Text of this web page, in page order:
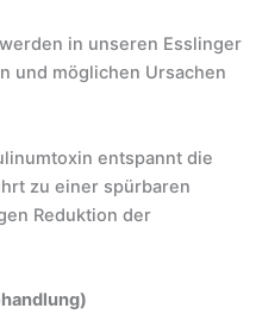
in unseren Esslinger
und möglichen Ursachen
entspannt die
zu einer spürbaren
Reduktion der